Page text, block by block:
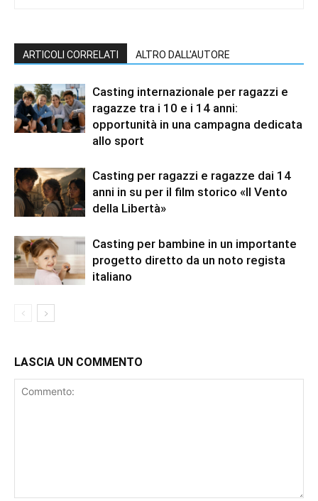
ARTICOLI CORRELATI ALTRO DALL'AUTORE
Casting internazionale per ragazzi e
ragazze tra i 10 e i 14 anni:
opportunità in una campagna dedicata
allo sport
Casting per ragazzi e ragazze dai 14
anni in su per il film storico «Il Vento
della Libertà»
Casting per bambine in un importante
progetto diretto da un noto regista
italiano
LASCIA UN COMMENTO